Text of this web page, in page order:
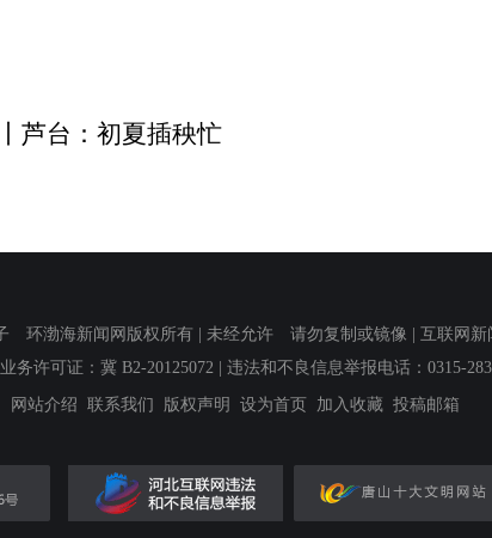
芦台：初夏插秧忙
渤海新闻网版权所有 | 未经允许 请勿复制或镜像 | 互联网新
务许可证：冀 B2-20125072 | 违法和不良信息举报电话：0315-
网站介绍 联系我们 版权声明 设为首页 加入收藏 投稿邮箱